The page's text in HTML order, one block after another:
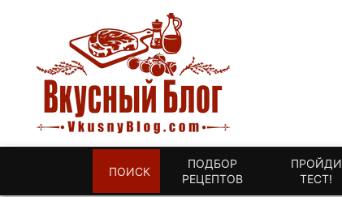
ПОИСК
ПОДБОР
РЕЦЕПТОВ
ПРОЙДИ
ТЕСТ!